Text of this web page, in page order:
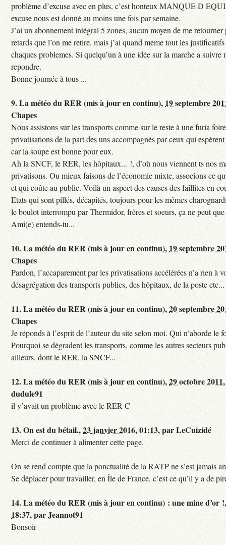
problème d’excuse avec en plus, c’est honteux MANQUE D
excuse nous est donné au moins une fois par semaine.
J’ai un abonnement intégral 5 zones, aucun moyen de me
retards que l’on me retire, mais j’ai quand meme tout les
chaques problemes. Si quelqu’un à une idée sur la marche a suivre
repondre.
Bonne journée à tous ...
9.La météo du RER (mis à jour en continu), 19 septembre
Chapes
Nous assistons sur les transports comme sur le reste à une furia
privatisations de la part des uns accompagnés par ceux qui
car la soupe est bonne pour eux.
Ah la SNCF, le RER, les hôpitaux... !, d’où nous viennent ts nos
privatisons. Ou mieux faisons de l’économie mixte, associons ce
et qui coûte au public. Voilà un aspect des causes des faillites en
Etats qui sont pillés, décapités, toujours pour les mêmes
le boulot interrompu par Thermidor, frères et soeurs, ça ne peut
Ami(e) entends-tu...
10.La météo du RER (mis à jour en continu), 19 septembre
Chapes
Pardon, l’accaparement par les privatisations accélérées n’a rien à
désagrégation des transports publics, des hôpitaux, de la poste etc...
11.La météo du RER (mis à jour en continu),20 septembre
Chapes
Je réponds à l’esprit de l’auteur du site selon moi. Qui n’aborde le
Pourquoi se dégradent les transports, comme les autres secteurs
ailleurs, dont le RER, la SNCF...
12.La météo du RER (mis à jour en continu),29 octobre
dudule91
il y’avait un problème avec le RER C
13.On est du bétail.,23 janvier 2016, 01:13,parLeCuizidé
Merci de continuer à alimenter cette page.
On se rend compte que la ponctualité de la RATP ne s’est jamais
Se déplacer pour travailler, en Île de France, c’est ce qu’il y a de
14.La météo du RER (mis à jour en continu) : une mine d’or
18:37,parJeannot91
Bonsoir